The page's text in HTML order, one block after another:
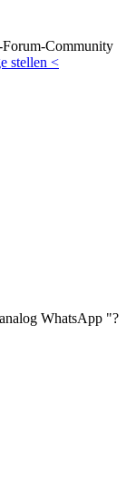
Forum-Community
stellen <
WhatsApp "?